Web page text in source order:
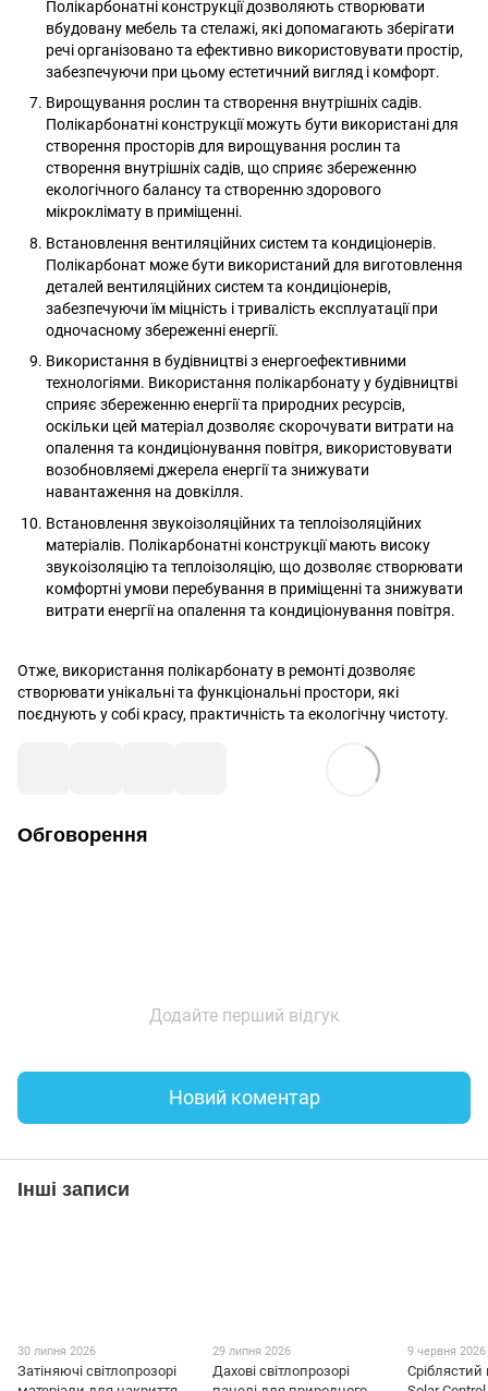
Полікарбонатні конструкції дозволяють створювати
вбудовану мебель та стелажі, які допомагають зберігати
речі організовано та ефективно використовувати простір,
забезпечуючи при цьому естетичний вигляд і комфорт.
Вирощування рослин та створення внутрішніх садів.
Полікарбонатні конструкції можуть бути використані для
створення просторів для вирощування рослин та
створення внутрішніх садів, що сприяє збереженню
екологічного балансу та створенню здорового
мікроклімату в приміщенні.
Встановлення вентиляційних систем та кондиціонерів.
Полікарбонат може бути використаний для виготовлення
деталей вентиляційних систем та кондиціонерів,
забезпечуючи їм міцність і тривалість експлуатації при
одночасному збереженні енергії.
Використання в будівництві з енергоефективними
технологіями. Використання полікарбонату у будівництві
сприяє збереженню енергії та природних ресурсів,
оскільки цей матеріал дозволяє скорочувати витрати на
опалення та кондиціонування повітря, використовувати
возобновляемі джерела енергії та знижувати
навантаження на довкілля.
Встановлення звукоізоляційних та теплоізоляційних
матеріалів. Полікарбонатні конструкції мають високу
звукоізоляцію та теплоізоляцію, що дозволяє створювати
комфортні умови перебування в приміщенні та знижувати
витрати енергії на опалення та кондиціонування повітря.
Отже, використання полікарбонату в ремонті дозволяє
створювати унікальні та функціональні простори, які
поєднують у собі красу, практичність та екологічну чистоту.
Обговорення
Додайте перший відгук
Новий коментар
Інші записи
30 липня 2026
Затіняючі світлопрозорі
29 липня 2026
Дахові світлопрозорі
9 червня 2026
Сріблястий